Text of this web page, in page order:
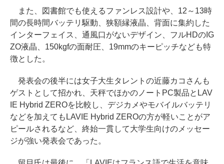
また、図書館でも使えるファンレス設計や、12～13時
間の長時間バッテリ駆動、狭額縁液晶、背面に集約した
インターフェイス、通風口がないデザイン、フルHDのIG
ZO液晶、150kgfの面耐圧、19mmのキーピッチなども特
徴とした。
発表会の後半には女子大生タレントの近藤カコさんも
ゲストとして招かれ、天秤でほかのノートPC製品とLAV
IE Hybrid ZEROを比較し、デジカメやモバイルバッテリ
などを加えてもLAVIE Hybrid ZEROの方が軽いことがア
ピールされるなど、終始一貫して大学生向けのメッセー
ジが強い発表会であった。